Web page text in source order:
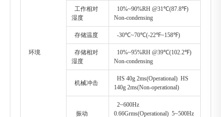
环境
工作相对
湿度
10%~90%RH @31℃(87.8℉)
Non-condensing
存储温度 -30℃~70℃(-22℉~158℉)
存储相对
湿度
10%~95%RH @39℃(102.2℉)
Non-condensing
机械冲击
HS 40g 2ms(Operational) HS
140g 2ms(Non-operational)
振动
2~600Hz
0.66Grms(Operational) 5~500Hz